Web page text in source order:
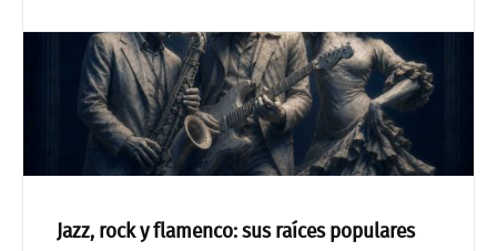
Jazz, rock y flamenco: sus raíces populares